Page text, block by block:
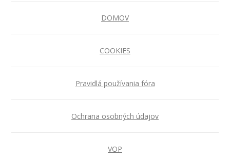
DOMOV
COOKIES
Pravidlá používania fóra
Ochrana osobných údajov
VOP